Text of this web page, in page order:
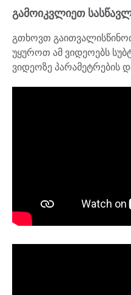
გამოიკვლიეთ
გთხოვთ
უყუროთ ამ ვიდეოებს
ვიდეოზე პარამეტრების